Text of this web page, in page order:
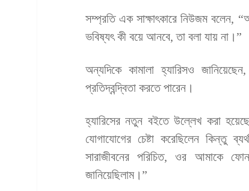
সম্প্রতি এক সাক্ষাৎকারে নিউজম বলেন,
ভবিষ্যৎ কী বয়ে আনবে, তা বলা যায় না।”
অন্যদিকে কামালা হ্যারিসও
প্রতিদ্বন্দ্বিতা করতে পারেন।
হ্যারিসের নতুন বইতে উল্লেখ করা
যোগাযোগের চেষ্টা করেছিলেন কিন্তু
সারাজীবনের পরিচিত, ওর আমাকে
জানিয়েছিলাম।”